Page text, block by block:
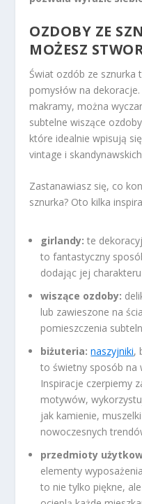
OZDOBY ZE
MOŻESZ
Świat ozdób ze sznurka
pomysłów na
makramy, można
subtelne wiszące
które idealnie wpisują
vintage i
Zastanawiasz się, co
sznurka? Oto kilka
girlandy: te
to fantastyczny
dodając jej charakteru
wiszące ozdoby:
lub zawieszone na
pomieszczenia
biżuteria: naszyjniki,
to świetny sposób na
Inspiracje czerpiemy
motywów,
jak kamienie,
nowoczesnych
przedmioty
elementy
to nie tylko piękne,